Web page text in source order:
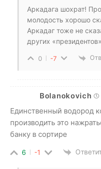
Аркадага шохрат!
молодость хорошо
Аркадаг тоже не
других
0 -7
Bolanokovich
Единственный водород
производить это
банку в сортире
6 -1